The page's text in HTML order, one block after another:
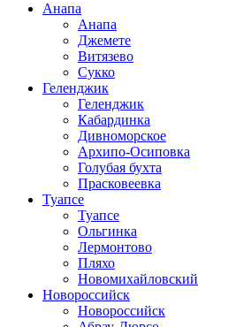
Анапа
Анапа
Джемете
Витязево
Сукко
Геленджик
Геленджик
Кабардинка
Дивноморское
Архипо-Осиповка
Голубая бухта
Прасковеевка
Туапсе
Туапсе
Ольгинка
Лермонтово
Пляхо
Новомихайловский
Новороссийск
Новороссийск